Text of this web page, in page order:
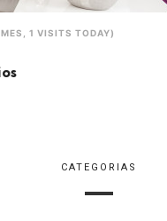
1 VISITS TODAY)
CATEGORIAS